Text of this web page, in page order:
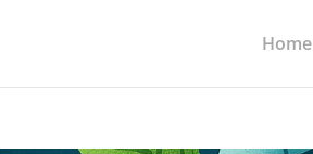
Home